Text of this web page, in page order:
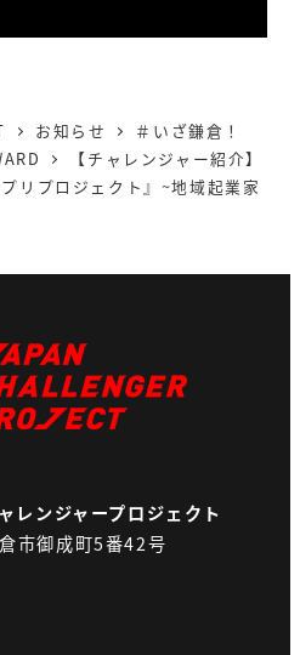
お知らせ
＃いざ鎌倉！
【チャレンジャー紹介】
リプロジェクト』~地域起業家
レンジャープロジェクト
市御成町5番42号